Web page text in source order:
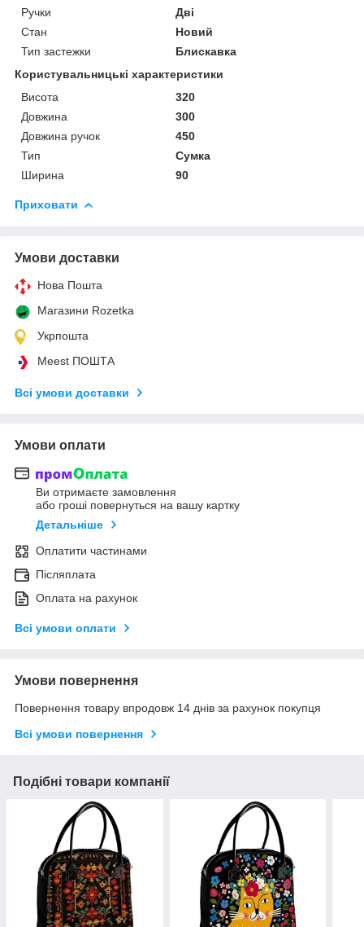
Ручки
Дві
Стан
Новий
Тип застежки
Блискавка
Користувальницькі характеристики
Висота
320
Довжина
300
Довжина ручок
450
Тип
Сумка
Ширина
90
Приховати
Умови доставки
Нова Пошта
Магазини Rozetka
Укрпошта
Meest ПОШТА
Всі умови доставки
Умови оплати
Ви отримаєте замовлення
або гроші повернуться на вашу картку
Детальніше
Оплатити частинами
Післяплата
Оплата на рахунок
Всі умови оплати
Умови повернення
Повернення товару впродовж 14 днів за рахунок покупця
Всі умови повернення
Подібні товари компанії